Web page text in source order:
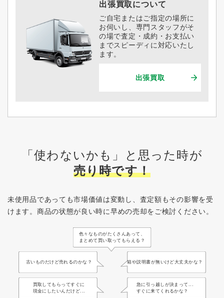
出張買取について
ご自宅またはご指定の場所に
お伺いし、専門スタッフがそ
の場で査定・成約・お支払い
までスピーディに対応いたし
ます。
出張買取
「使わないかも」と思った時が
売り時です！
未使用品であっても市場価値は変動し、査定額もその影響を受
けます。 商品の状態が良い時に早めの売却をご検討ください。
色々なものがたくさんあって、
まとめて買い取ってもらえる？
古いものだけど売れるのかな？ 箱や説明書が無いけど大丈夫かな？
買取してもらってすぐに
現金にしたいんだけど...
急に引っ越しが決まって...
すぐに来てくれるかな？